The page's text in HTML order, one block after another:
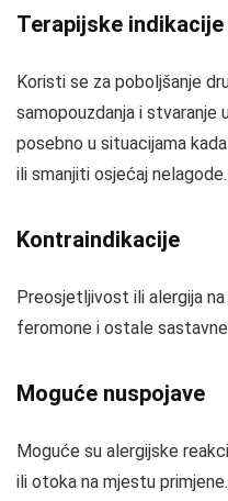
Terapijske indikacije
Koristi se za poboljšanje
samopouzdanja i
posebno u situacijama
ili smanjiti osjećaj nelagode.
Kontraindikacije
Preosjetljivost ili alergija
feromone i ostale
Moguće nuspojave
Moguće su alergijske
ili otoka na mjestu